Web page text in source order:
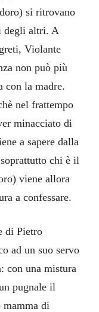
si ritrovano
degli altri. A
Violante
non può più
con la madre.
nel frattempo
minacciato di
a sapere dalla
chi è il
viene allora
a confessare.
di Pietro
ad un suo servo
con una mistura
pugnale il
mamma di